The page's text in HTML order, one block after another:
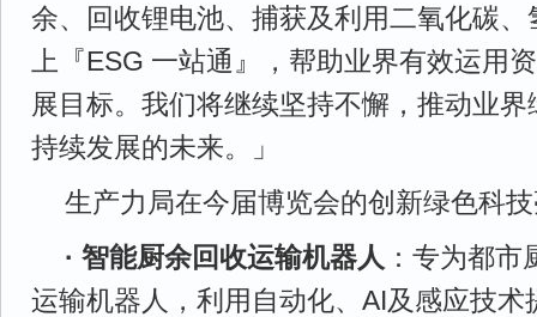
余、回收锂电池、捕获及利用二氧化碳
上『ESG 一站通』，帮助业界有效运用
展目标。我们将继续坚持不懈，推动业
持续发展的未来。」
生产力局在今届博览会的创新绿色科
· 智能厨余回收运输机器人 ：专为都
运输机器人，利用自动化、AI及感应技术